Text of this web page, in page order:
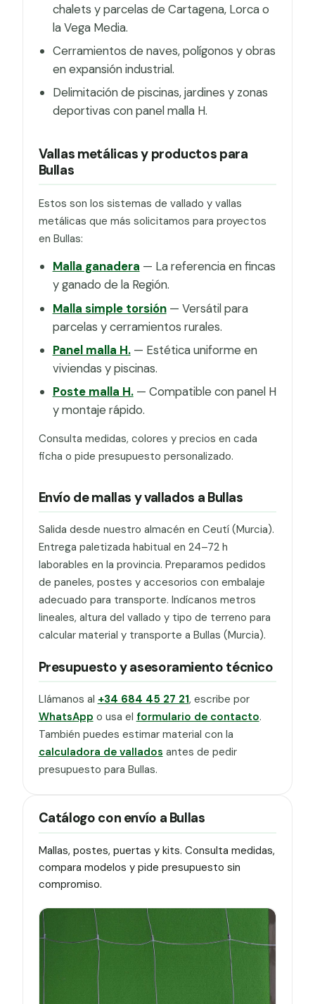
chalets y parcelas de Cartagena, Lorca o
la Vega Media.
Cerramientos de naves, polígonos y obras
en expansión industrial.
Delimitación de piscinas, jardines y zonas
deportivas con panel malla H.
Vallas metálicas y productos para
Bullas
Estos son los sistemas de vallado y vallas
metálicas que más solicitamos para proyectos
en Bullas:
Malla ganadera — La referencia en fincas
y ganado de la Región.
Malla simple torsión— Versátil para
parcelas y cerramientos rurales.
Panel malla H.— Estética uniforme en
viviendas y piscinas.
Poste malla H.— Compatible con panel H
y montaje rápido.
Consulta medidas, colores y precios en cada
ficha o pide presupuesto personalizado.
Envío de mallas y vallados a Bullas
Salida desde nuestro almacén en Ceutí (Murcia).
Entrega paletizada habitual en 24–72 h
laborables en la provincia. Preparamos pedidos
de paneles, postes y accesorios con embalaje
adecuado para transporte. Indícanos metros
lineales, altura del vallado y tipo de terreno para
calcular material y transporte a Bullas (Murcia).
Presupuesto y asesoramiento técnico
Llámanos al +34 684 45 27 21, escribe por
WhatsApp o usa el formulario de contacto.
También puedes estimar material con la
calculadora de vallados antes de pedir
presupuesto para Bullas.
Catálogo con envío a Bullas
Mallas, postes, puertas y kits. Consulta medidas,
compara modelos y pide presupuesto sin
compromiso.